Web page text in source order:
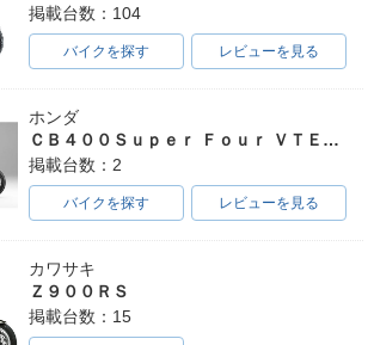
掲載台数：104
バイクを探す レビューを見る
ホンダ
ＣＢ４００Ｓｕｐｅｒ Ｆｏｕｒ ＶＴＥＣ ＳＰＥＣ３
掲載台数：2
バイクを探す レビューを見る
カワサキ
Ｚ９００ＲＳ
掲載台数：15